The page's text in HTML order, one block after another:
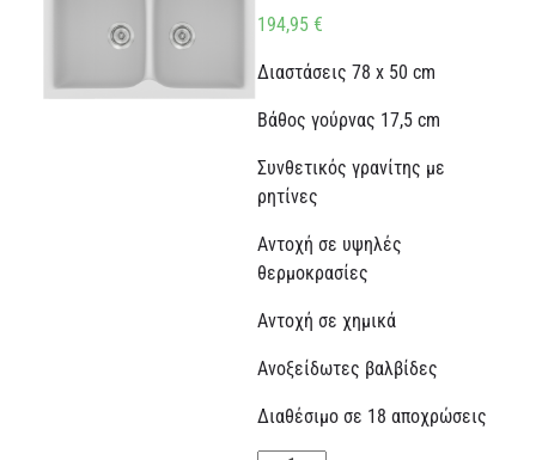
194,95 €
Διαστάσεις 78 x 50 cm
Βάθος γούρνας 17,5 cm
Συνθετικός γρανίτης με
ρητίνες
Αντοχή σε υψηλές
θερμοκρασίες
Αντοχή σε χημικά
Ανοξείδωτες βαλβίδες
Διαθέσιμο σε 18 αποχρώσεις